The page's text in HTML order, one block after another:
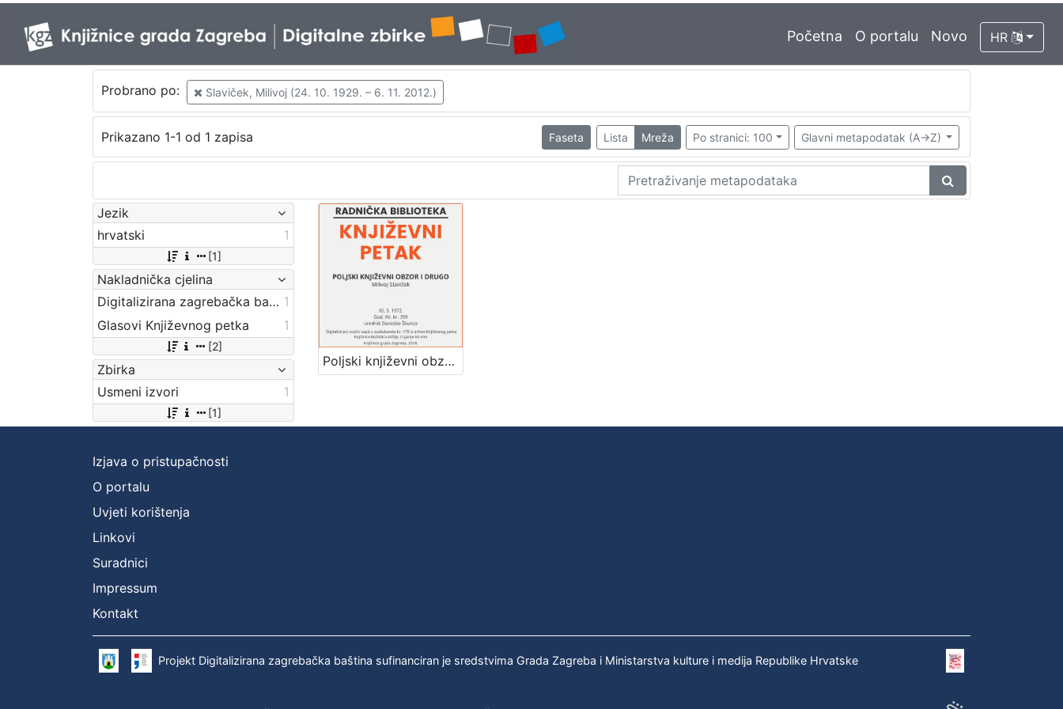
Početna O portalu Novo HR
Probrano po: Slaviček, Milivoj (24. 10. 1929. – 6. 11. 2012.)
Prikazano 1-1 od 1 zapisa Faseta Lista Mreža Po stranici: 100 Glavni metapodatak (A->Z)
Jezik
hrvatski
1
[1]
Nakladnička cjelina
Digitalizirana zagrebačka baština 1
Glasovi Književnog petka
1
[2]
Zbirka
Usmeni izvori
1
[1]
Poljski književni obzor i drugo : Književni petak, dvorana u Novinarskom domu, 10. 3. 1972., br. 399 / Milivoj Slaviček ; urednik Stanislav Škunca
Izjava o pristupačnosti
O portalu
Uvjeti korištenja
Linkovi
Suradnici
Impressum
Kontakt
Projekt Digitalizirana zagrebačka baština sufinanciran je sredstvima Grada Zagreba i Ministarstva kulture i medija Republike Hrvatske